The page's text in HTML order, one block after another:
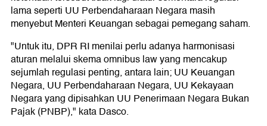
lama seperti UU Perbendaharaan Negara masih
menyebut Menteri Keuangan sebagai pemegang saham.
"Untuk itu, DPR RI menilai perlu adanya harmonisasi
aturan melalui skema omnibus law yang mencakup
sejumlah regulasi penting, antara lain; UU Keuangan
Negara, UU Perbendaharaan Negara, UU Kekayaan
Negara yang dipisahkan UU Penerimaan Negara Bukan
Pajak (PNBP)," kata Dasco.